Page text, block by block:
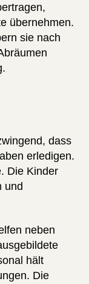
übernehmen.
sie nach
dass
erledigen.
Die Kinder
und
neben
hält
Die